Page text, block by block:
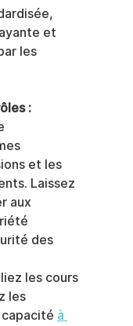
et
les
:
et les
Laissez
aux
des
les cours
les
capacité à